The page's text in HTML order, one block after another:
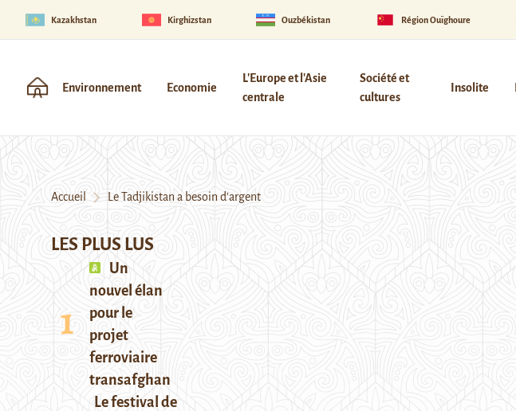
Kazakhstan Kirghizstan Ouzbékistan Région Ouïghoure
Environnement Economie
L'Europe et l'Asie
centrale
Société et
cultures
Insolite
Accueil Le Tadjikistan a besoin d’argent
LES PLUS LUS
Un
nouvel élan
pour le
projet
ferroviaire
transafghan
Le festival de